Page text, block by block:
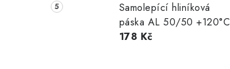
Samolepící hliníková
páska AL 50/50 +120°C
178 Kč